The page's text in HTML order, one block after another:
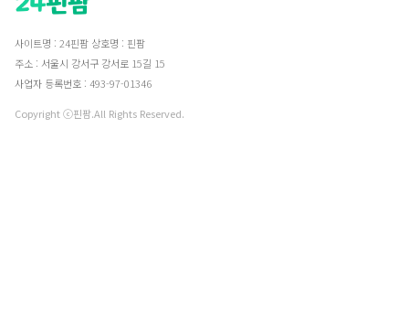
사이트명 : 24핀팜 상호명 : 핀팜
주소 : 서울시 강서구 강서로 15길 15
사업자 등록번호 : 493-97-01346
Copyright ⓒ핀팜.All Rights Reserved.